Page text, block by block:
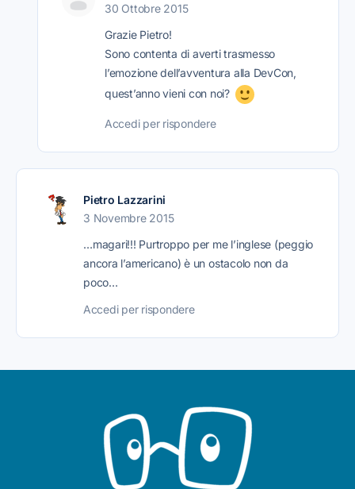
30 Ottobre 2015
Grazie Pietro!
Sono contenta di averti trasmesso
l’emozione dell’avventura alla DevCon,
quest’anno vieni con noi?
Accedi per rispondere
Pietro Lazzarini
3 Novembre 2015
…magari!!! Purtroppo per me l’inglese (peggio
ancora l’americano) è un ostacolo non da
poco…
Accedi per rispondere